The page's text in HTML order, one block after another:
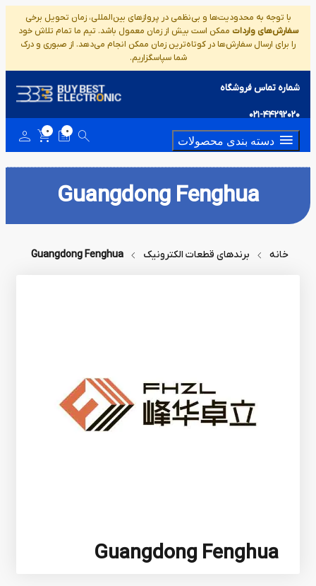
با توجه به محدودیت‌ها و بی‌نظمی در پروازهای بین‌المللی، زمان تحویل برخی
سفارش‌های واردات ممکن است بیش از زمان معمول باشد. تیم ما تمام تلاش خود
را برای ارسال سفارش‌ها در کوتاه‌ترین زمان ممکن انجام می‌دهد. از صبوری و درک
شما سپاسگزاریم.
شماره تماس فروشگاه
021-44292020
دسته بندی محصولات
0
0
Guangdong Fenghua
خانه برندهای قطعات الکترونیک Guangdong Fenghua
Guangdong Fenghua